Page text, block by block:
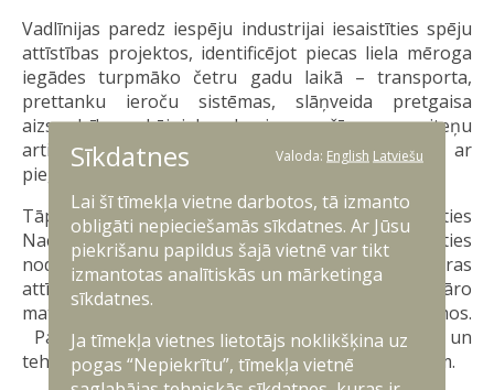
Vadlīnijas paredz iespēju industrijai iesaistīties spēju
attīstības projektos, identificējot piecas liela mēroga
iegādes turpmāko četru gadu laikā – transporta,
prettanku ieroču sistēmas, slāņveida pretgaisa
aizsardzības, kājnieku kaujas mašīnu un riteņu
artilērijas sistēmas, kurās ir iespēja iesaistīties ar
piegādes drošības prasību izpildi.
Tāpat industrijai ir paredzētas iespējas iesaistīties
Nacionālo bruņoto spēku spēju attīstībā, piedaloties
nodrošinājuma, kaujas spēju, infrastruktūras
attīstības un transportlīdzekļu un militāro
materiāltehnisko līdzekļu uzturēšanas iepirkumos.
Papildus tiek paredzēts arī atbalsts inovāciju un
tehnoloģiju attīstībai aizsardzības jomas vajadzībām.
Sīkdatnes Valoda: English Latviešu
Lai šī tīmekļa vietne darbotos, tā izmanto
obligāti nepieciešamās sīkdatnes. Ar Jūsu
piekrišanu papildus šajā vietnē var tikt
izmantotas analītiskās un mārketinga
sīkdatnes.
Ja tīmekļa vietnes lietotājs noklikšķina uz
pogas “Nepiekrītu”, tīmekļa vietnē